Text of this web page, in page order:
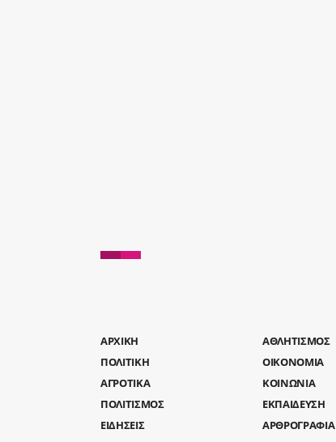
AΡΧΙΚΗ
ΑΘΛΗΤΙΣΜΟΣ
ΠΟΛΙΤΙΚΗ
ΟΙΚΟΝΟΜΙΑ
ΑΓΡΟΤΙΚΑ
ΚΟΙΝΩΝΙΑ
ΠΟΛΙΤΙΣΜΟΣ
ΕΚΠΑΙΔΕΥΣΗ
ΕΙΔΗΣΕΙΣ
ΑΡΘΡΟΓΡΑΦΙΑ